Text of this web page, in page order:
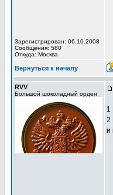
Зарегистрирован: 06.10.2008
Сообщения: 580
Откуда: Москва
Вернуться к началу
RVV
Большой шоколадный орден
1
2
и